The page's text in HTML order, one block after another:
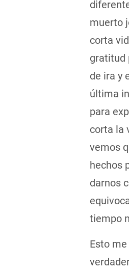
muerto
corta
gratitud
de ira y
última
para
corta la
vemos
hechos
darnos
tiempo
Esto